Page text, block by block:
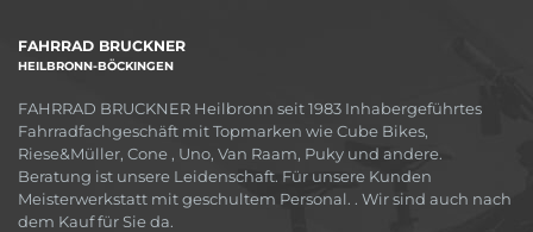
FAHRRAD BRUCKNER
HEILBRONN-BÖCKINGEN
FAHRRAD BRUCKNER Heilbronn seit 1983 Inhabergeführtes
Fahrradfachgeschäft mit Topmarken wie Cube Bikes,
Riese&Müller, Cone , Uno, Van Raam, Puky und andere.
Beratung ist unsere Leidenschaft. Für unsere Kunden
Meisterwerkstatt mit geschultem Personal. . Wir sind auch nach
dem Kauf für Sie da.